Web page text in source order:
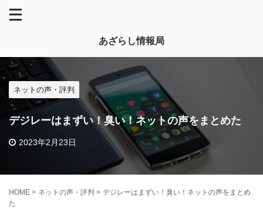
あざらし情報局
ネットの声・評判
デジレーはまずい！臭い！ネットの声をまとめた
2023年2月23日
HOME > ネットの声・評判 > デジレーはまずい！臭い！ネットの声をまとめ
た